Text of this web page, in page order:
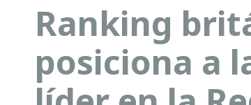
Ranking
posiciona a